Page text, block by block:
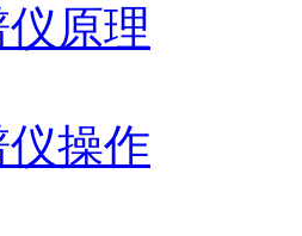
原理
操作